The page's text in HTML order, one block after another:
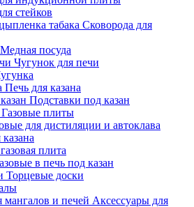
стейков
Сковорода для
Медная посуда
Чугунок для печи
Печь для казана
Подставки под казан
Газовые плиты
для дистиляции и автоклава
плита
в печь под казан
Торцевые доски
Аксессуары для